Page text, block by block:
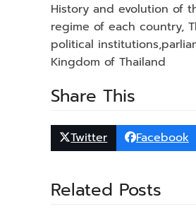
History and evolution of
regime of each country,
political
Kingdom of Thailand
Share This
Twitter Facebook
Related Posts